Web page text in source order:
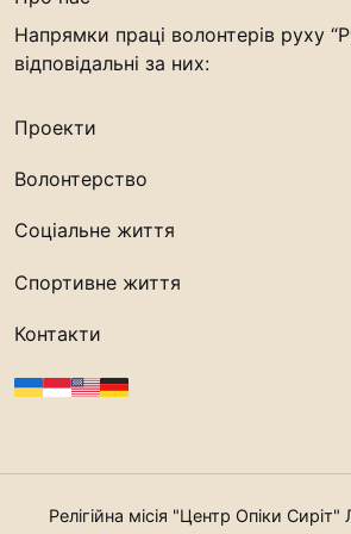
Напрямки праці волонтерів руху
відповідальні за них:
Проекти
Волонтерство
Соціальне життя
Спортивне життя
Контакти
Релігійна місія "Центр Опіки